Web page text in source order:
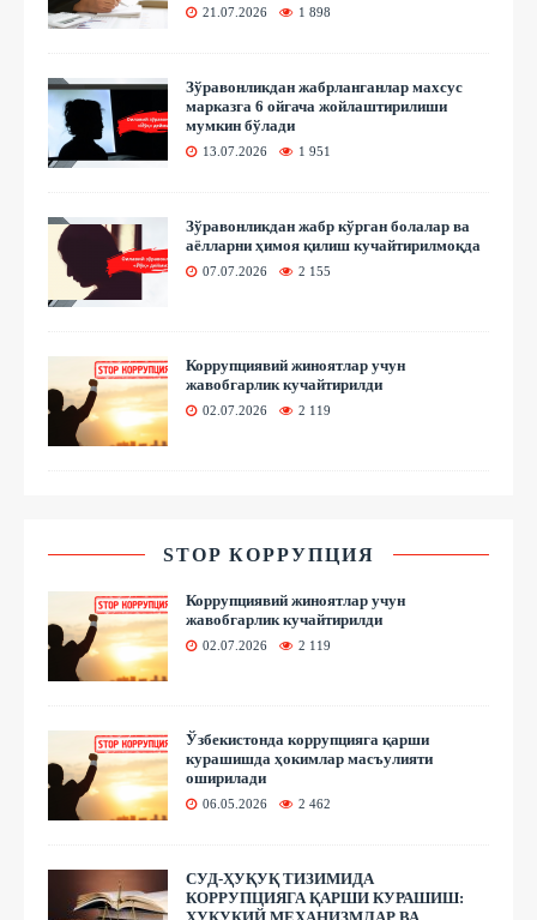
21.07.2026 1 898
Зўравонликдан жабрланганлар махсус
марказга 6 ойгача жойлаштирилиши
мумкин бўлади
13.07.2026 1 951
Зўравонликдан жабр кўрган болалар ва
аёлларни ҳимоя қилиш кучайтирилмоқда
07.07.2026 2 155
Коррупциявий жиноятлар учун
жавобгарлик кучайтирилди
02.07.2026 2 119
STOP КОРРУПЦИЯ
Коррупциявий жиноятлар учун
жавобгарлик кучайтирилди
02.07.2026 2 119
Ўзбекистонда коррупцияга қарши
курашишда ҳокимлар масъулияти
оширилади
06.05.2026 2 462
СУД-ҲУҚУҚ ТИЗИМИДА
КОРРУПЦИЯГА ҚАРШИ КУРАШИШ: